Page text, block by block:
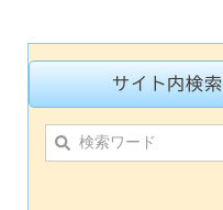
サイト内検索